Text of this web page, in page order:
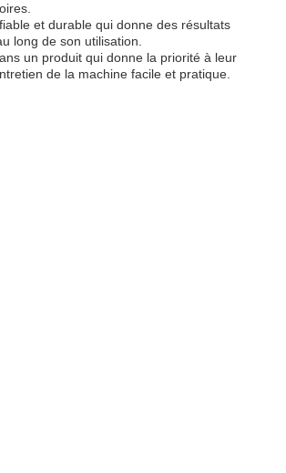
et durable qui donne des résultats
long de son utilisation.
un produit qui donne la priorité à leur
de la machine facile et pratique.